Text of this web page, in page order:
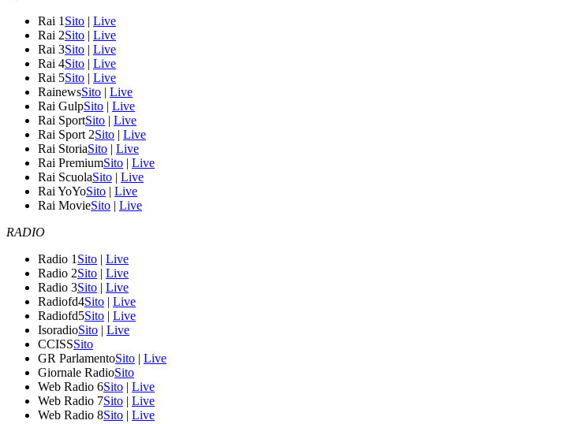
Rai 1 Sito | Live
Rai 2Sito | Live
Rai 3Sito | Live
Rai 4Sito | Live
Rai 5Sito | Live
RainewsSito | Live
Rai GulpSito | Live
Rai SportSito | Live
Rai Sport 2Sito | Live
Rai StoriaSito | Live
Rai PremiumSito | Live
Rai ScuolaSito | Live
Rai YoYoSito | Live
Rai MovieSito | Live
RADIO
Radio 1 Sito | Live
Radio 2Sito | Live
Radio 3Sito | Live
Radiofd4Sito | Live
Radiofd5Sito | Live
IsoradioSito | Live
CCISSSito
GR ParlamentoSito | Live
Giornale RadioSito
Web Radio 6Sito | Live
Web Radio 7Sito | Live
Web Radio 8Sito | Live